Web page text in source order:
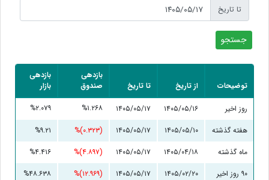
تا تاریخ
توضیحات از تاریخ تا تاریخ
بازدهی
صندوق
بازدهی
بازار
روز اخیر
۱۴۰۵/۰۵/۱۶ ۱۴۰۵/۰۵/۱۷ %۱.۲۶۸
%۲.۰۷۹
هفته گذشته
۱۴۰۵/۰۵/۱۰ ۱۴۰۵/۰۵/۱۷ (۰.۳۲۳)%
%۹.۲۱
ماه گذشته
۱۴۰۵/۰۴/۱۸ ۱۴۰۵/۰۵/۱۷ (۴.۸۹۷)%
%۴.۴۱۶
۹۰ روز اخیر
۱۴۰۵/۰۲/۲۰ ۱۴۰۵/۰۵/۱۷ (۱۲.۹۶۹)%
%۴۸.۶۳۸